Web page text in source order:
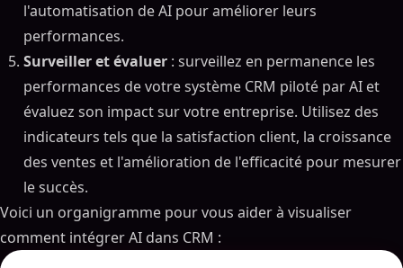
l'automatisation de AI pour améliorer leurs
performances.
Surveiller et évaluer : surveillez en permanence les
performances de votre système CRM piloté par AI et
évaluez son impact sur votre entreprise. Utilisez des
indicateurs tels que la satisfaction client, la croissance
des ventes et l'amélioration de l'efficacité pour mesurer
le succès.
Voici un organigramme pour vous aider à visualiser
comment intégrer AI dans CRM :